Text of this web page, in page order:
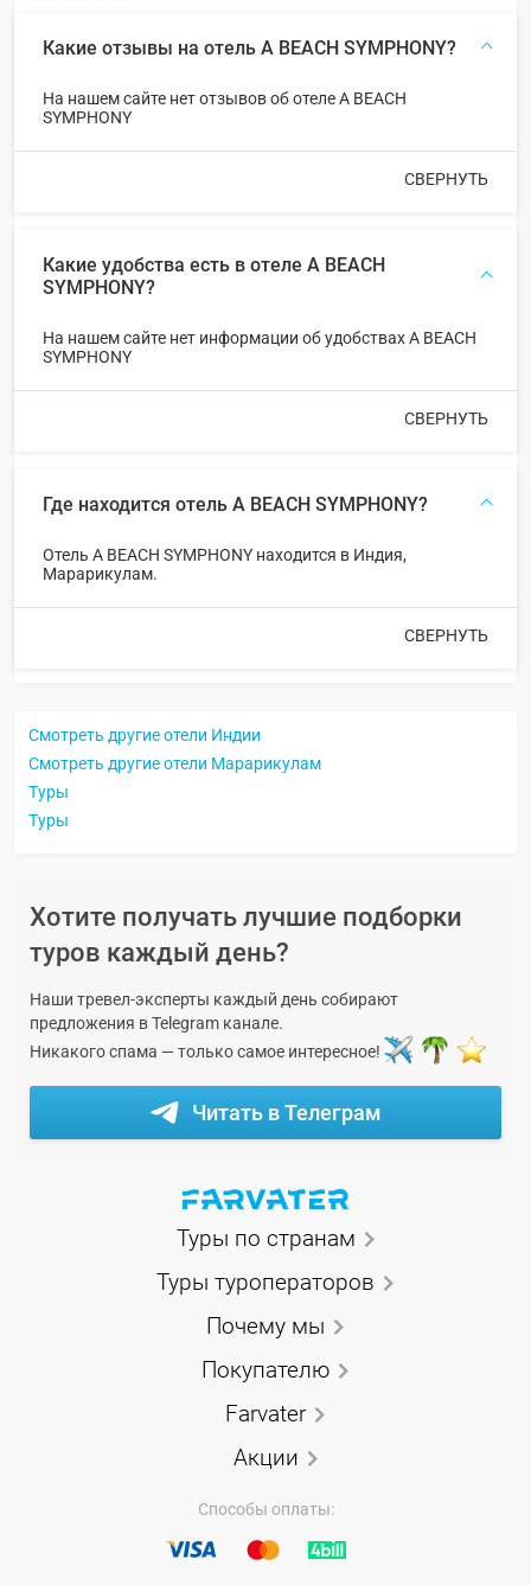
Какие отзывы на отель A BEACH SYMPHONY?
На нашем сайте нет отзывов об отеле A BEACH
SYMPHONY
СВЕРНУТЬ
Какие удобства есть в отеле A BEACH
SYMPHONY?
На нашем сайте нет информации об удобствах A BEACH
SYMPHONY
СВЕРНУТЬ
Где находится отель A BEACH SYMPHONY?
Отель A BEACH SYMPHONY находится в Индия,
Марарикулам.
СВЕРНУТЬ
Смотреть другие отели Индии
Смотреть другие отели Марарикулам
Туры
Туры
Хотите получать лучшие подборки
туров каждый день?
Наши тревел-эксперты каждый день собирают
предложения в Telegram канале.
Никакого спама — только самое интересное!
Читать в Телеграм
Туры по странам
Туры туроператоров
Почему мы
Покупателю
Farvater
Акции
Способы оплаты: